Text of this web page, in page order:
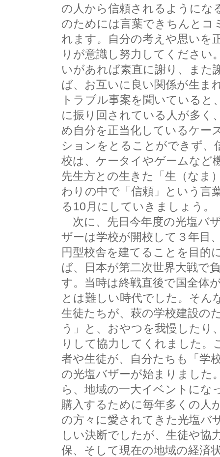
の人から信頼されるようにな
のためには言葉できちんとコ
れます。自分の考えや思いを
りが意識し努力してください
いがあれば素直に謝り、また
ば、お互いに良い関係が生ま
トラブル事案を聞いている
に振り回されている人が多く
め自分を正当化しているケー
ションをとることができず、
校は、ケータイやゲームなど
先生方との生きた「生（なま
わりの中で「信頼」という言
る10月にしていきましょう。
次に、先日今年度の光塩バ
ザーは学校が開校して３年目
円型校舎を建てることを目的
ば、日本が第二次世界大戦で
す。当時は終戦直後で国全体
とは難しい時代でした。そん
生徒たちが、萩の学校建設の
う」と、おやつを我慢したり
りして協力してくれました。
者や生徒が、自分たちも「学
の光塩バザーが始まりました
ら、地域の一大イベントにな
購入するために毎年多くの人
の方々に愛されてきた光塩バ
しい決断でしたが、生徒や協
保、そして現在の地域の経済